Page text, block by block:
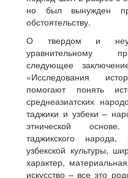
но был вынужден
обстоятельству.
О твердом и
уравнительному
следующее
«Исследования
помогают понять
среднеазиатских
таджики и узбеки –
этнической
таджикского
узбекской культуры,
характер,
искусство – все это